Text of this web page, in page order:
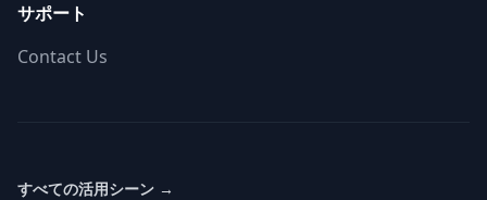
サポート
Contact Us
すべての活用シーン →